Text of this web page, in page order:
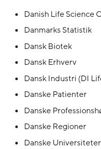
Danish Life Science
Danmarks
Dansk Biotek
Dansk Erhverv
Dansk Industri
Danske
Danske
Danske Regioner
Danske